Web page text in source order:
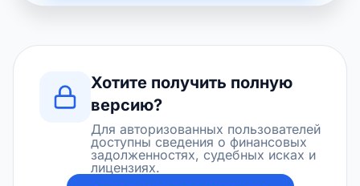
Хотите получить полную
версию?
Для авторизованных пользователей
доступны сведения о финансовых
задолженностях, судебных исках и
лицензиях.